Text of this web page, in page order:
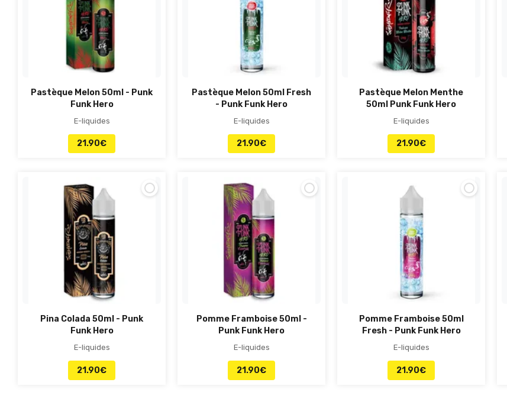
Pastèque Melon 50ml - Punk
Funk Hero
E-liquides
21.90€
Pastèque Melon 50ml Fresh
- Punk Funk Hero
E-liquides
21.90€
Pastèque Melon Menthe
50ml Punk Funk Hero
E-liquides
21.90€
Pina Colada 50ml - Punk
Funk Hero
E-liquides
21.90€
Pomme Framboise 50ml -
Punk Funk Hero
E-liquides
21.90€
Pomme Framboise 50ml
Fresh - Punk Funk Hero
E-liquides
21.90€